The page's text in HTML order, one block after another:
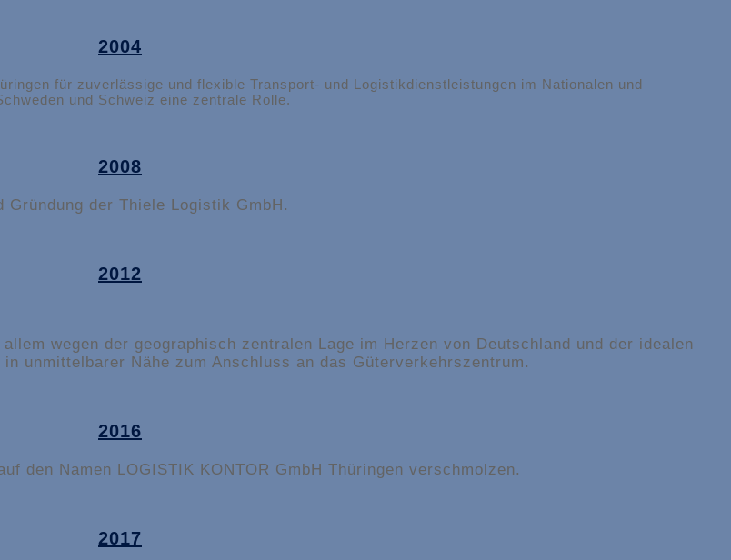
2004
für zuverlässige und flexible Transport- und Logistikdienstleistungen im Nationalen und
und Schweiz eine zentrale Rolle.
2008
Gründung der Thiele Logistik GmbH.
2012
wegen der geographisch zentralen Lage im Herzen von Deutschland und der idealen
unmittelbarer Nähe zum Anschluss an das Güterverkehrszentrum.
2016
den Namen LOGISTIK KONTOR GmbH Thüringen verschmolzen.
2017